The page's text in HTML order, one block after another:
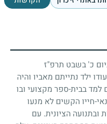
כ' בשבט תרפ"ז
ילד נתייתם מאביו והיה
למד בבית-ספר מקצועי ובו
חייו הקשים לא מנעו
ובתנועה הציונית. עם